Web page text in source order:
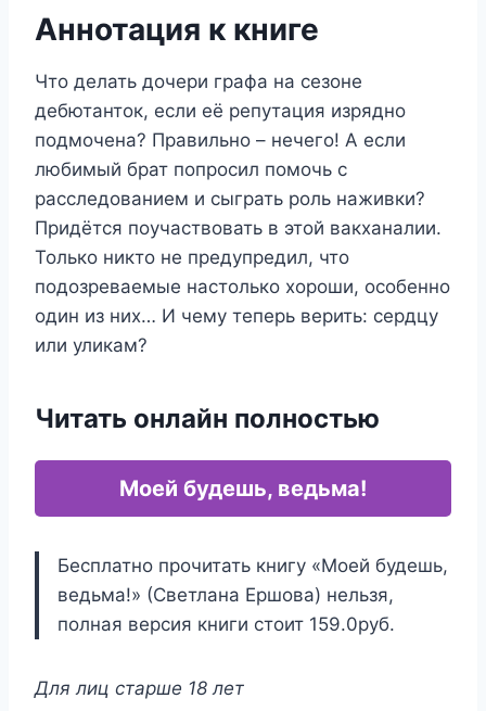
Аннотация к книге
Что делать дочери графа на сезоне
дебютанток, если её репутация изрядно
подмочена? Правильно – нечего! А если
любимый брат попросил помочь с
расследованием и сыграть роль наживки?
Придётся поучаствовать в этой вакханалии.
Только никто не предупредил, что
подозреваемые настолько хороши, особенно
один из них… И чему теперь верить: сердцу
или уликам?
Читать онлайн полностью
Моей будешь, ведьма!
Бесплатно прочитать книгу «Моей будешь,
ведьма!» (Светлана Ершова) нельзя,
полная версия книги стоит 159.0руб.
Для лиц старше 18 лет